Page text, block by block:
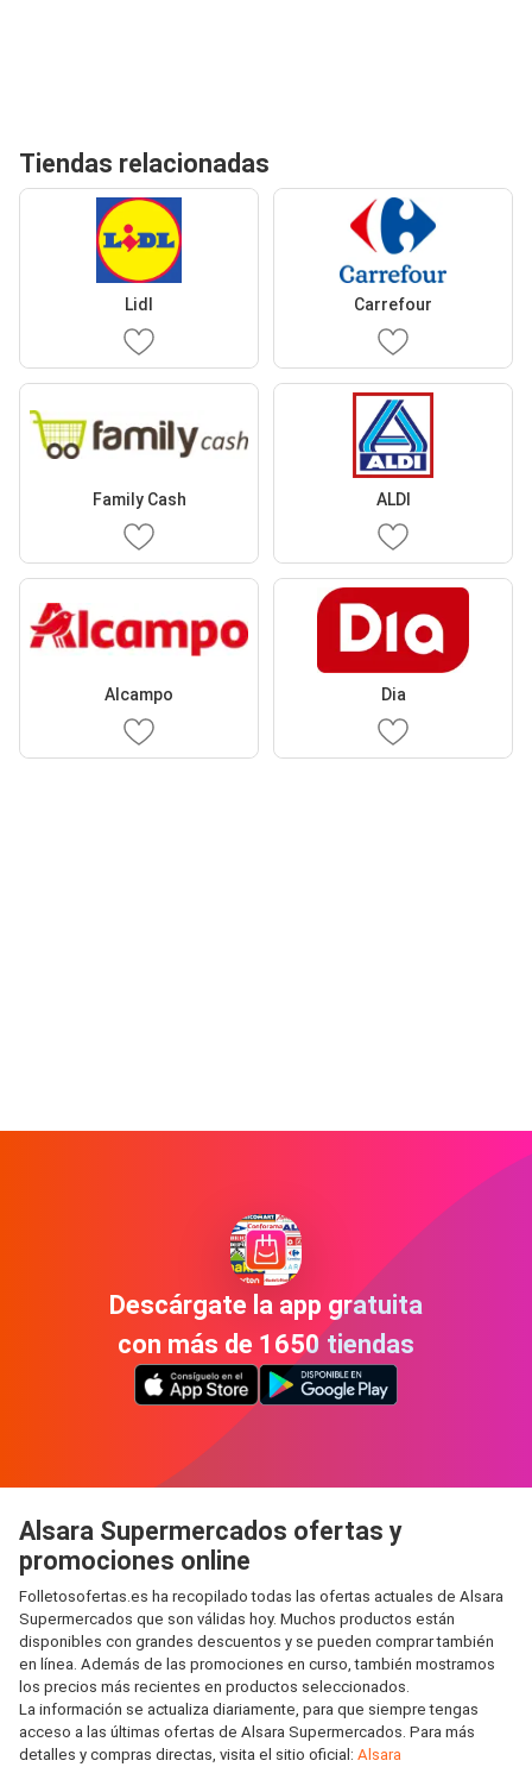
Tiendas relacionadas
Lidl Carrefour
Family Cash ALDI
Alcampo Dia
Descárgate la app gratuita
con más de 1650 tiendas
Alsara Supermercados ofertas y
promociones online
Folletosofertas.es ha recopilado todas las ofertas actuales de Alsara
Supermercados que son válidas hoy. Muchos productos están
disponibles con grandes descuentos y se pueden comprar también
en línea. Además de las promociones en curso, también mostramos
los precios más recientes en productos seleccionados.
La información se actualiza diariamente, para que siempre tengas
acceso a las últimas ofertas de Alsara Supermercados. Para más
detalles y compras directas, visita el sitio oficial: Alsara